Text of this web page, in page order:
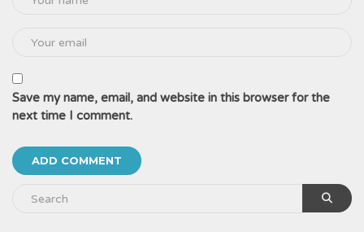
Save my name, email, and website in this browser for the
next time I comment.